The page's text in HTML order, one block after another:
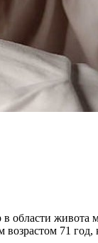
живота
71 год,